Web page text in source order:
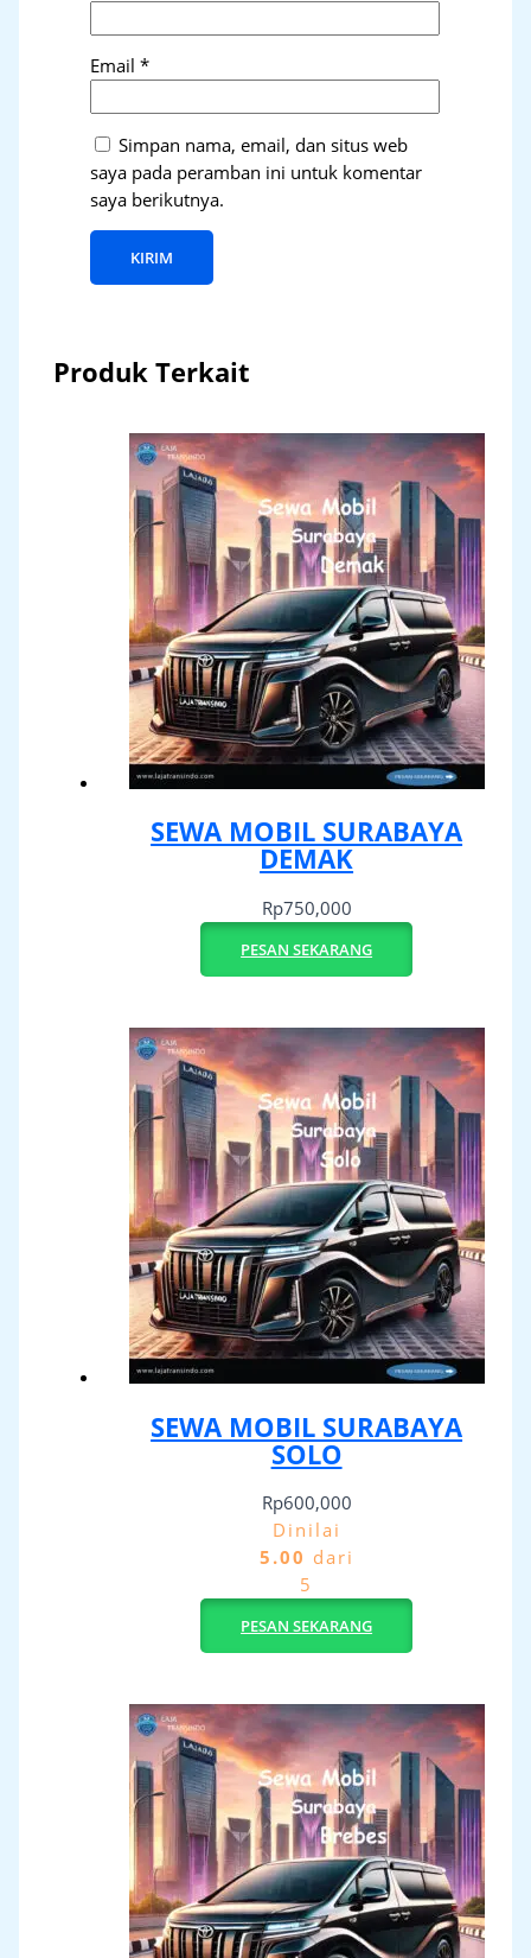
Email*
Simpan nama, email, dan situs web
saya pada peramban ini untuk komentar
saya berikutnya.
Produk Terkait
SEWA MOBIL SURABAYA
DEMAK
Rp750,000
PESAN SEKARANG
SEWA MOBIL SURABAYA
SOLO
Rp600,000
Dinilai
5.00 dari
5
PESAN SEKARANG